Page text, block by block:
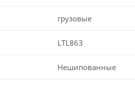
грузовые
LTL863
Нешипованные